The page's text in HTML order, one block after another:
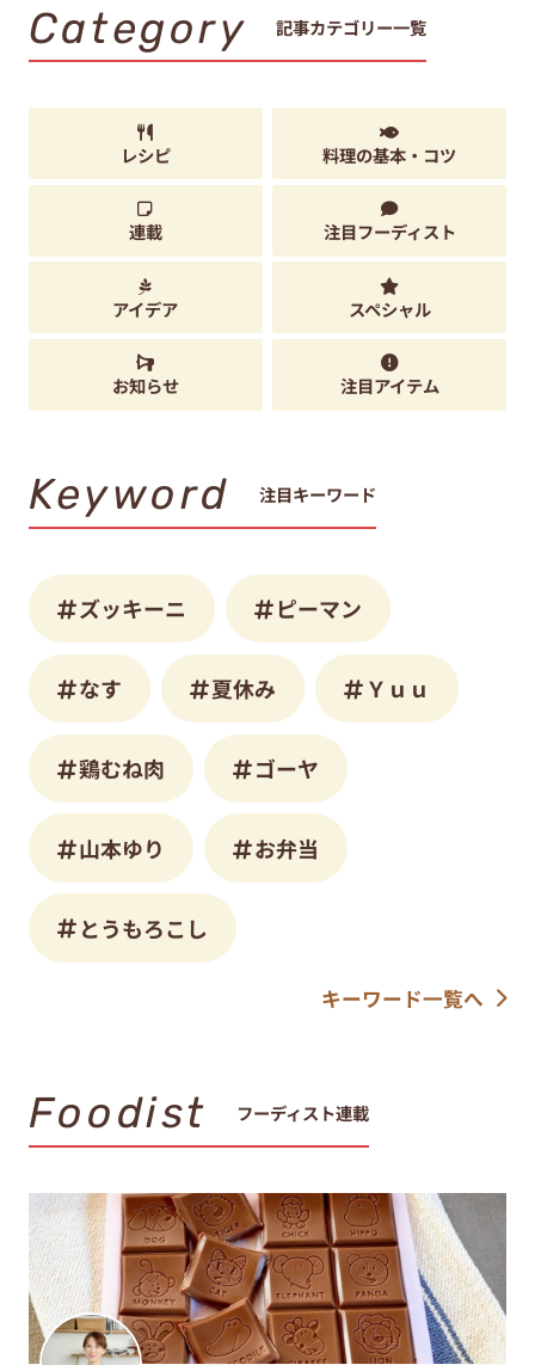
Category 記事カテゴリー一覧
レシピ 料理の基本・コツ
連載 注目フーディスト
アイデア スペシャル
お知らせ 注目アイテム
Keyword 注目キーワード
ズッキーニ ピーマン
なす 夏休み Ｙｕｕ
鶏むね肉 ゴーヤ
山本ゆり お弁当
とうもろこし
キーワード一覧へ
Foodist フーディスト連載